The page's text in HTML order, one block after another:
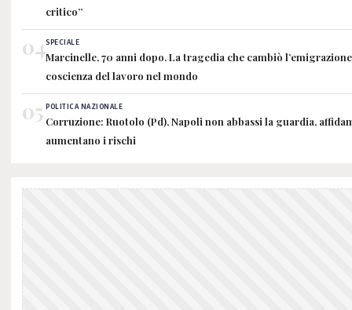
critico”
04SPECIALE
Marcinelle, 70 anni dopo. La tragedia che cambiò
coscienza del lavoro nel mondo
05 POLITICA NAZIONALE
Corruzione: Ruotolo (Pd), Napoli non abbassi la guardia,
aumentano i rischi